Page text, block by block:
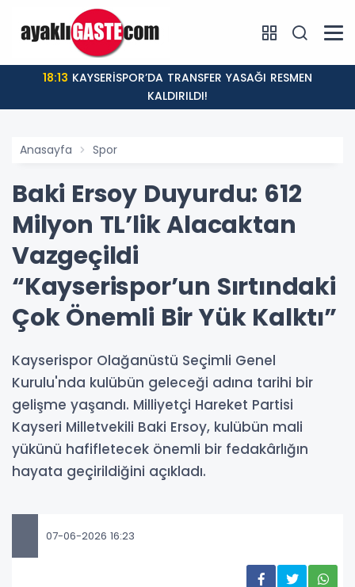
18:13
KALDIRILDI!
Anasayfa Spor
Baki Ersoy Duyurdu: 612
Milyon TL’lik Alacaktan
Vazgeçildi
“Kayserispor’un Sırtındaki
Çok Önemli Bir Yük Kalktı”
Kayserispor Olağanüstü Seçimli Genel
Kurulu'nda kulübün geleceği adına tarihi bir
gelişme yaşandı. Milliyetçi Hareket Partisi
Kayseri Milletvekili Baki Ersoy, kulübün mali
yükünü hafifletecek önemli bir fedakârlığın
hayata geçirildiğini açıkladı.
07-06-2026 16:23